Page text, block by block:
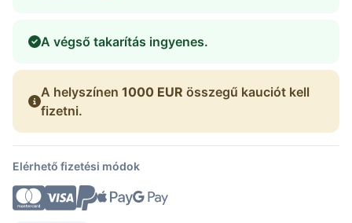
A végső takarítás ingyenes.
A helyszínen 1000 EUR összegű kauciót kell
fizetni.
Elérhető fizetési módok